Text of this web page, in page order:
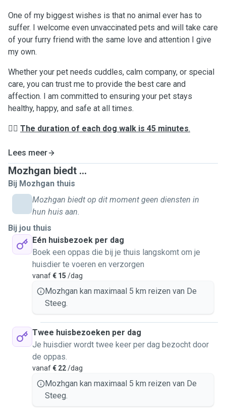
One of my biggest wishes is that no animal ever has to
suffer. I welcome even unvaccinated pets and will take care
of your furry friend with the same love and attention I give
my own.
Whether your pet needs cuddles, calm company, or special
care, you can trust me to provide the best care and
affection. I am committed to ensuring your pet stays
healthy, happy, and safe at all times.
👉🏻 The duration of each dog walk is 45 minutes.
Lees meer
Mozhgan biedt ...
Bij Mozhgan thuis
Mozhgan biedt op dit moment geen diensten in
hun huis aan.
Bij jou thuis
Eén huisbezoek per dag
Boek een oppas die bij je thuis langskomt om je
huisdier te voeren en verzorgen
vanaf€ 15 /dag
Mozhgan kan maximaal 5 km reizen van De
Steeg.
Twee huisbezoeken per dag
Je huisdier wordt twee keer per dag bezocht door
de oppas.
vanaf€ 22/dag
Mozhgan kan maximaal 5 km reizen van De
Steeg.